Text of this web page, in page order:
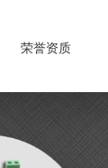
荣誉资质